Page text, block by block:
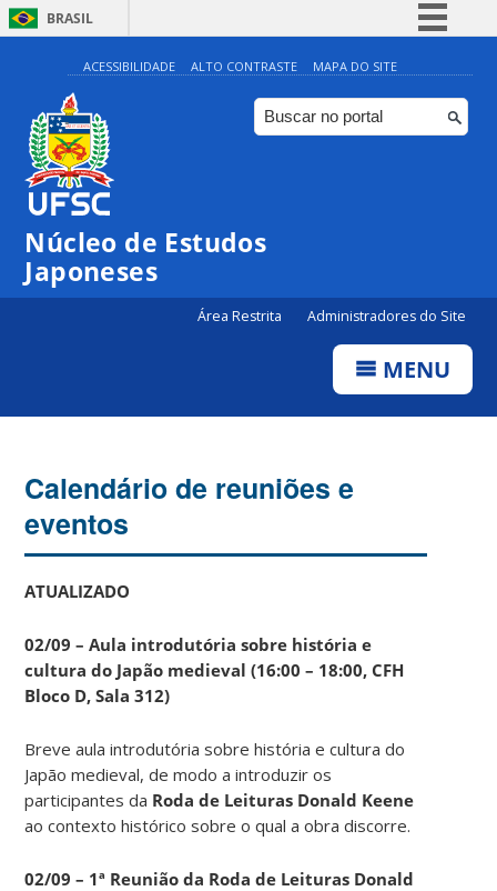
BRASIL
Simplifique!
Comunica BR
Participe
ACESSIBILIDADE ALTO CONTRASTE MAPA DO SITE
Núcleo de Estudos
Japoneses
Área Restrita Administradores do Site
MENU
Calendário de reuniões e
eventos
ATUALIZADO
02/09 – Aula introdutória sobre história e
cultura do Japão medieval (16:00 – 18:00, CFH
Bloco D, Sala 312)
Breve aula introdutória sobre história e cultura do
Japão medieval, de modo a introduzir os
participantes da Roda de Leituras Donald Keene
ao contexto histórico sobre o qual a obra discorre.
02/09 – 1ª Reunião da Roda de Leituras Donald